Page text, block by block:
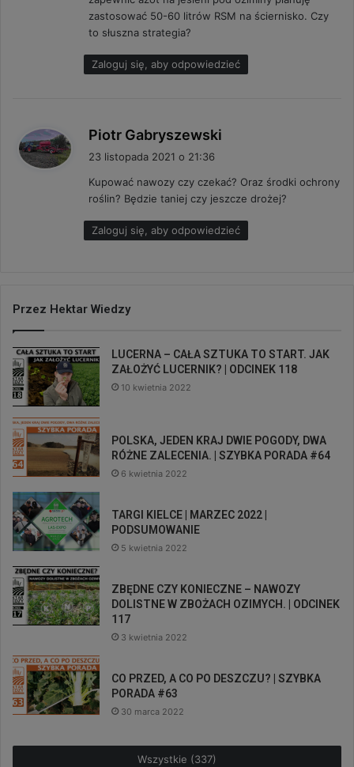
zastosować 50-60 litrów RSM na ściernisko. Czy
to słuszna strategia?
Zaloguj się, aby odpowiedzieć
Piotr Gabryszewski
z
e
:
23 listopada 2021 o 21:36
Kupować nawozy czy czekać? Oraz środki ochrony
roślin? Będzie taniej czy jeszcze drożej?
Zaloguj się, aby odpowiedzieć
Przez Hektar Wiedzy
LUCERNA – CAŁA SZTUKA TO START. JAK
ZAŁOŻYĆ LUCERNIK? | ODCINEK 118
10 kwietnia 2022
POLSKA, JEDEN KRAJ DWIE POGODY, DWA
RÓŻNE ZALECENIA. | SZYBKA PORADA #64
6 kwietnia 2022
TARGI KIELCE | MARZEC 2022 |
PODSUMOWANIE
5 kwietnia 2022
ZBĘDNE CZY KONIECZNE – NAWOZY
DOLISTNE W ZBOŻACH OZIMYCH. | ODCINEK
117
3 kwietnia 2022
CO PRZED, A CO PO DESZCZU? | SZYBKA
PORADA #63
30 marca 2022
Wszystkie (337)